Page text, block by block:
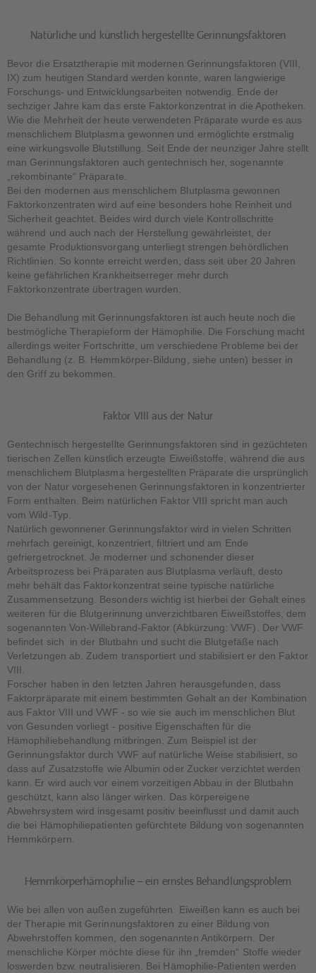
Natürliche und künstlich hergestellte Gerinnungsfaktoren
Bevor die Ersatztherapie mit modernen Gerinnungsfaktoren (VIII,
IX) zum heutigen Standard werden konnte, waren langwierige
Forschungs- und Entwicklungsarbeiten notwendig. Ende der
sechziger Jahre kam das erste Faktorkonzentrat in die Apotheken.
Wie die Mehrheit der heute verwendeten Präparate wurde es aus
menschlichem Blutplasma gewonnen und ermöglichte erstmalig
eine wirkungsvolle Blutstillung. Seit Ende der neunziger Jahre stellt
man Gerinnungsfaktoren auch gentechnisch her, sogenannte
„rekombinante“ Präparate.
Bei den modernen aus menschlichem Blutplasma gewonnen
Faktorkonzentraten wird auf eine besonders hohe Reinheit und
Sicherheit geachtet. Beides wird durch viele Kontrollschritte
während und auch nach der Herstellung gewährleistet, der
gesamte Produktionsvorgang unterliegt strengen behördlichen
Richtlinien. So konnte erreicht werden, dass seit über 20 Jahren
keine gefährlichen Krankheitserreger mehr durch
Faktorkonzentrate übertragen wurden.
Die Behandlung mit Gerinnungsfaktoren ist auch heute noch die
bestmögliche Therapieform der Hämophilie. Die Forschung macht
allerdings weiter Fortschritte, um verschiedene Probleme bei der
Behandlung (z. B. Hemmkörper-Bildung, siehe unten) besser in
den Griff zu bekommen.
Faktor VIII aus der Natur
Gentechnisch hergestellte Gerinnungsfaktoren sind in gezüchteten
tierischen Zellen künstlich erzeugte Eiweißstoffe, während die aus
menschlichem Blutplasma hergestellten Präparate die ursprünglich
von der Natur vorgesehenen Gerinnungsfaktoren in konzentrierter
Form enthalten. Beim natürlichen Faktor VIII spricht man auch
vom Wild-Typ.
Natürlich gewonnener Gerinnungsfaktor wird in vielen Schritten
mehrfach gereinigt, konzentriert, filtriert und am Ende
gefriergetrocknet. Je moderner und schonender dieser
Arbeitsprozess bei Präparaten aus Blutplasma verläuft, desto
mehr behält das Faktorkonzentrat seine typische natürliche
Zusammensetzung. Besonders wichtig ist hierbei der Gehalt eines
weiteren für die Blutgerinnung unverzichtbaren Eiweißstoffes, dem
sogenannten Von-Willebrand-Faktor (Abkürzung: VWF). Der VWF
befindet sich in der Blutbahn und sucht die Blutgefäße nach
Verletzungen ab. Zudem transportiert und stabilisiert er den Faktor
VIII.
Forscher haben in den letzten Jahren herausgefunden, dass
Faktorpräparate mit einem bestimmten Gehalt an der Kombination
aus Faktor VIII und VWF - so wie sie auch im menschlichen Blut
von Gesunden vorliegt - positive Eigenschaften für die
Hämophiliebehandlung mitbringen. Zum Beispiel ist der
Gerinnungsfaktor durch VWF auf natürliche Weise stabilisiert, so
dass auf Zusatzstoffe wie Albumin oder Zucker verzichtet werden
kann. Er wird auch vor einem vorzeitigen Abbau in der Blutbahn
geschützt, kann also länger wirken. Das körpereigene
Abwehrsystem wird insgesamt positiv beeinflusst und damit auch
die bei Hämophiliepatienten gefürchtete Bildung von sogenannten
Hemmkörpern.
Hemmkörperhämophilie – ein ernstes Behandlungsproblem
Wie bei allen von außen zugeführten Eiweißen kann es auch bei
der Therapie mit Gerinnungsfaktoren zu einer Bildung von
Abwehrstoffen kommen, den sogenannten Antikörpern. Der
menschliche Körper möchte diese für ihn „fremden“ Stoffe wieder
loswerden bzw. neutralisieren. Bei Hämophilie-Patienten werden